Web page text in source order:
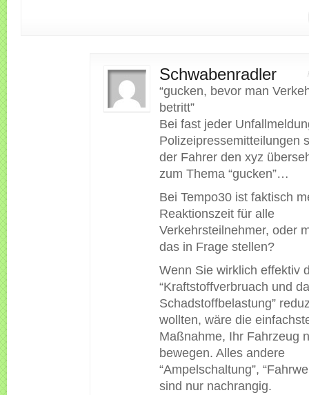
Schwabenradler
“gucken, bevor man
betritt”
Bei fast jeder
Polizeipressemitteilungen
der Fahrer den xyz
zum Thema “gucken”…
Bei Tempo30 ist faktisch
Reaktionszeit für alle
Verkehrsteilnehmer, oder
das in Frage stellen?
Wenn Sie wirklich effektiv
“Kraftstoffverbruach und
Schadstoffbelastung”
wollten, wäre die
Maßnahme, Ihr Fahrzeug
bewegen. Alles andere
“Ampelschaltung”,
sind nur nachrangig.